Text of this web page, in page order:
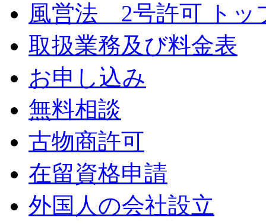
風営法 2号許可 トッ
取扱業務及び料金表
お申し込み
無料相談
古物商許可
在留資格申請
外国人の会社設立